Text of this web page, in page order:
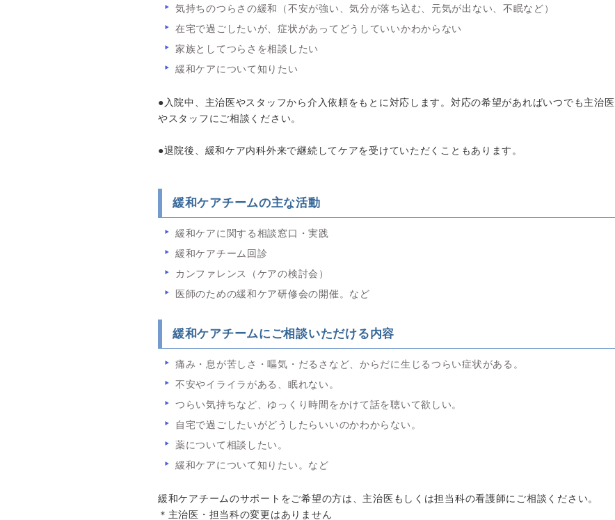
気持ちのつらさの緩和（不安が強い、気分が落ち込む、元気が出ない、不眠など）
在宅で過ごしたいが、症状があってどうしていいかわからない
家族としてつらさを相談したい
緩和ケアについて知りたい
●入院中、主治医やスタッフから介入依頼をもとに対応します。対応の希望があればいつでも主治医
やスタッフにご相談ください。
●退院後、緩和ケア内科外来で継続してケアを受けていただくこともあります。
緩和ケアチームの主な活動
緩和ケアに関する相談窓口・実践
緩和ケアチーム回診
カンファレンス（ケアの検討会）
医師のための緩和ケア研修会の開催。など
緩和ケアチームにご相談いただける内容
痛み・息が苦しさ・嘔気・だるさなど、からだに生じるつらい症状がある。
不安やイライラがある、眠れない。
つらい気持ちなど、ゆっくり時間をかけて話を聴いて欲しい。
自宅で過ごしたいがどうしたらいいのかわからない。
薬について相談したい。
緩和ケアについて知りたい。など
緩和ケアチームのサポートをご希望の方は、主治医もしくは担当科の看護師にご相談ください。
＊主治医・担当科の変更はありません